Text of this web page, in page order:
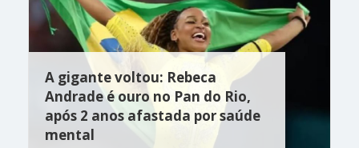
quanto cada hino consegue mexer com o
público. O destaque brasileiro começa antes
mesmo da letra entrar. Segundo
A gigante voltou: Rebeca
Andrade é ouro no Pan do Rio,
após 2 anos afastada por saúde
mental